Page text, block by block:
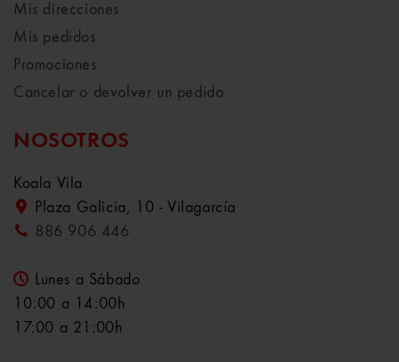
Mis direcciones
Mis pedidos
Promociones
Cancelar o devolver un pedido
NOSOTROS
Koala Vila
Plaza Galicia, 10 - Vilagarcía
886 906 446
Lunes a Sábado
10:00 a 14:00h
17:00 a 21:00h